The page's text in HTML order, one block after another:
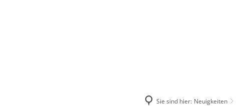
Sie sind hier: Neuigkeiten